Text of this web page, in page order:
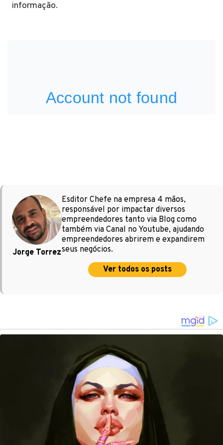
informação.
Jorge Torrez
Esditor Chefe na empresa 4 mãos,
responsável por impactar diversos
empreendedores tanto via Blog como
também via Canal no Youtube, ajudando
empreendedores abrirem e expandirem
seus negócios.
Ver todos os posts